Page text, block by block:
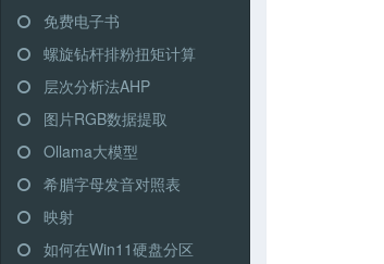
免费电子书
螺旋钻杆排粉扭矩计算
层次分析法AHP
图片RGB数据提取
Ollama大模型
希腊字母发音对照表
映射
如何在Win11硬盘分区